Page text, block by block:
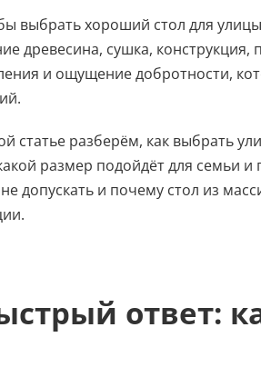
выбрать хороший стол для
древесина, сушка,
и ощущение добротности,
статье разберём, как выбрать
размер подойдёт для семьи
допускать и почему стол из
ответ: